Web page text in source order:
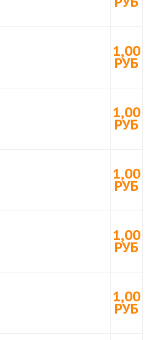
1,00
РУБ
1,00
РУБ
1,00
РУБ
1,00
РУБ
1,00
РУБ